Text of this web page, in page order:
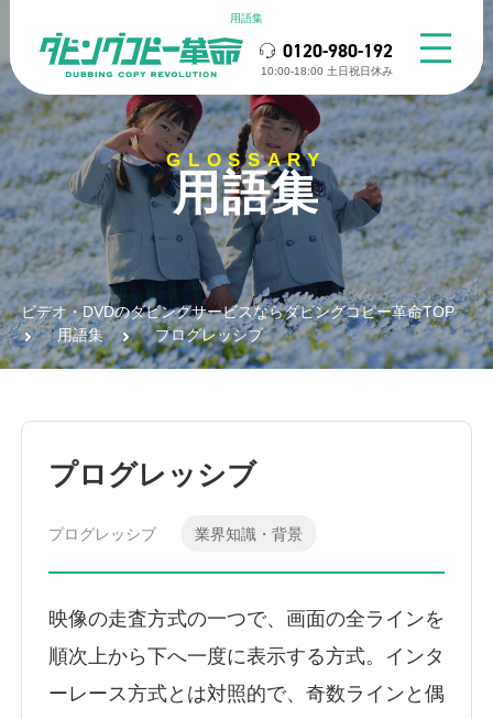
用語集
0120-980-192
10:00-18:00 ⼟⽇祝⽇休み
GLOSSARY
用語集
ビデオ・DVDのダビングサービスならダビングコピー革命TOP
用語集
プログレッシブ
プログレッシブ
プログレッシブ 業界知識・背景
映像の走査方式の一つで、画面の全ラインを
順次上から下へ一度に表示する方式。インタ
ーレース方式とは対照的で、奇数ラインと偶